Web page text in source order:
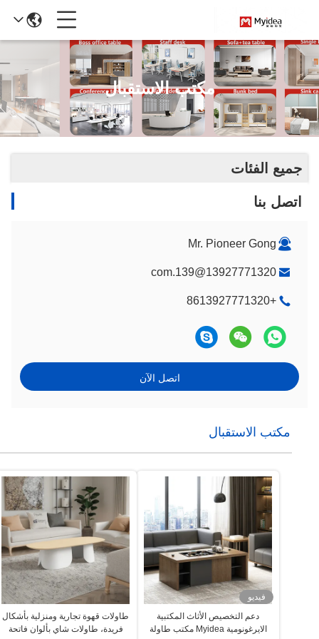
مكتب الاستقبال
جميع الفئات
اتصل بنا
Mr. Pioneer Gong
13927771320@139.com
+8613927771320
اتصل الآن
مكتب الاستقبال
فيديو
دعم التخصيص الأثاث المكتبية
الايرغونومية Myidea مكتب طاولة
طاولات قهوة تجارية ومنزلية بأشكال
فريدة، طاولات شاي بألوان فاتحة